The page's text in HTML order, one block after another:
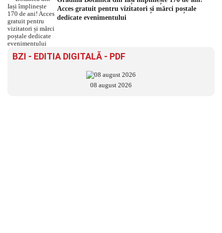
Acces gratuit pentru vizitatori și mărci poștale
dedicate evenimentului
BZI - EDITIA DIGITALĂ - PDF
08 august 2026